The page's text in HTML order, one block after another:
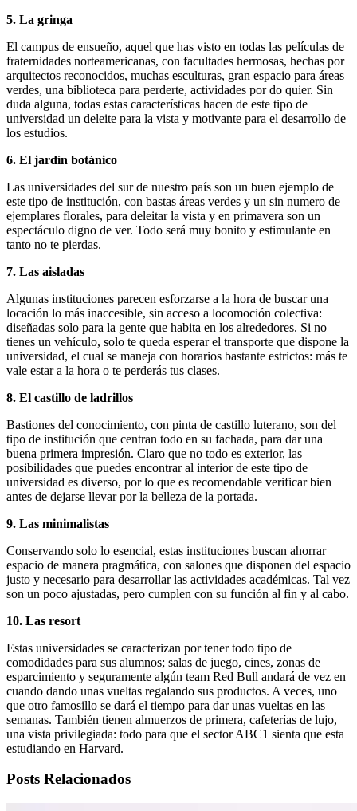
5. La gringa
El campus de ensueño, aquel que has visto en todas las películas de
fraternidades norteamericanas, con facultades hermosas, hechas por
arquitectos reconocidos, muchas esculturas, gran espacio para áreas
verdes, una biblioteca para perderte, actividades por do quier. Sin
duda alguna, todas estas características hacen de este tipo de
universidad un deleite para la vista y motivante para el desarrollo de
los estudios.
6. El jardín botánico
Las universidades del sur de nuestro país son un buen ejemplo de
este tipo de institución, con bastas áreas verdes y un sin numero de
ejemplares florales, para deleitar la vista y en primavera son un
espectáculo digno de ver. Todo será muy bonito y estimulante en
tanto no te pierdas.
7. Las aisladas
Algunas instituciones parecen esforzarse a la hora de buscar una
locación lo más inaccesible, sin acceso a locomoción colectiva:
diseñadas solo para la gente que habita en los alrededores. Si no
tienes un vehículo, solo te queda esperar el transporte que dispone la
universidad, el cual se maneja con horarios bastante estrictos: más te
vale estar a la hora o te perderás tus clases.
8. El castillo de ladrillos
Bastiones del conocimiento, con pinta de castillo luterano, son del
tipo de institución que centran todo en su fachada, para dar una
buena primera impresión. Claro que no todo es exterior, las
posibilidades que puedes encontrar al interior de este tipo de
universidad es diverso, por lo que es recomendable verificar bien
antes de dejarse llevar por la belleza de la portada.
9. Las minimalistas
Conservando solo lo esencial, estas instituciones buscan ahorrar
espacio de manera pragmática, con salones que disponen del espacio
justo y necesario para desarrollar las actividades académicas. Tal vez
son un poco ajustadas, pero cumplen con su función al fin y al cabo.
10. Las resort
Estas universidades se caracterizan por tener todo tipo de
comodidades para sus alumnos; salas de juego, cines, zonas de
esparcimiento y seguramente algún team Red Bull andará de vez en
cuando dando unas vueltas regalando sus productos. A veces, uno
que otro famosillo se dará el tiempo para dar unas vueltas en las
semanas. También tienen almuerzos de primera, cafeterías de lujo,
una vista privilegiada: todo para que el sector ABC1 sienta que esta
estudiando en Harvard.
Posts Relacionados